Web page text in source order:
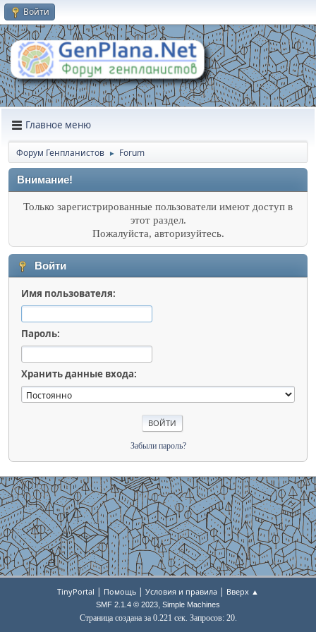
Войти
Главное меню
Форум Генпланистов ► Forum
Внимание!
Только зарегистрированные пользователи имеют доступ в
этот раздел.
Пожалуйста, авторизуйтесь.
Войти
Имя пользователя:
Пароль:
Хранить данные входа:
Забыли пароль?
TinyPortal | Помощь | Условия и правила | Вверх ▲
SMF 2.1.4 © 2023, Simple Machines
Страница создана за 0.221 сек. Запросов: 20.